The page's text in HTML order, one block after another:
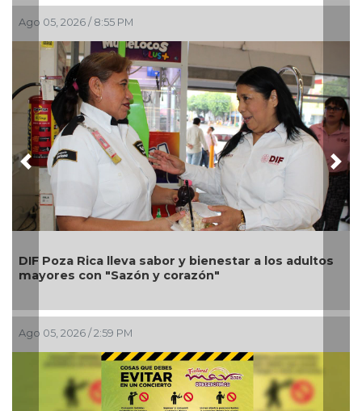
Ago 05, 2026 / 2:23 PM
Una silla de ruedas, un nuevo apoyo para Flor
Alondra: Pedro Miguel y Sonia Marie responden a
petición de familia
Ago 05, 2026 / 12:13 PM
Previous